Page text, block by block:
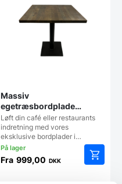
Massiv
egetræsbordplade
smoked olie
Løft din café eller restaurants
indretning med vores
eksklusive bordplader i…
Fra 999,00 DKK